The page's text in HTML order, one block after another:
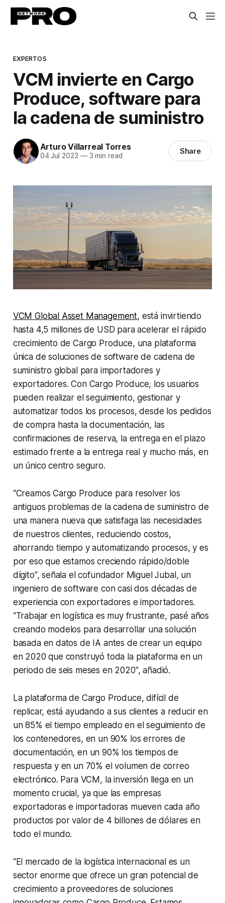
EXPERTOS
VCM invierte en Cargo
Produce, software para
la cadena de suministro
Arturo Villarreal Torres
04 Jul 2023 —3 min read Share
VCM Global Asset Management, está invirtiendo
hasta 4,5 millones de USD para acelerar el rápido
crecimiento de Cargo Produce, una plataforma
única de soluciones de software de cadena de
suministro global para importadores y
exportadores. Con Cargo Produce, los usuarios
pueden realizar el seguimiento, gestionar y
automatizar todos los procesos, desde los pedidos
de compra hasta la documentación, las
confirmaciones de reserva, la entrega en el plazo
estimado frente a la entrega real y mucho más, en
un único centro seguro.
“Creamos Cargo Produce para resolver los
antiguos problemas de la cadena de suministro de
una manera nueva que satisfaga las necesidades
de nuestros clientes, reduciendo costos,
ahorrando tiempo y automatizando procesos, y es
por eso que estamos creciendo rápido/doble
dígito", señala el cofundador Miguel Jubal, un
ingeniero de software con casi dos décadas de
experiencia con exportadores e importadores.
“Trabajar en logística es muy frustrante, pasé años
creando modelos para desarrollar una solución
basada en datos de IA antes de crear un equipo
en 2020 que construyó toda la plataforma en un
periodo de seis meses en 2020", añadió.
La plataforma de Cargo Produce, difícil de
replicar, está ayudando a sus clientes a reducir en
un 85% el tiempo empleado en el seguimiento de
los contenedores, en un 90% los errores de
documentación, en un 90% los tiempos de
respuesta y en un 70% el volumen de correo
electrónico. Para VCM, la inversión llega en un
momento crucial, ya que las empresas
exportadoras e importadoras mueven cada año
productos por valor de 4 billones de dólares en
todo el mundo.
“El mercado de la logística internacional es un
sector enorme que ofrece un gran potencial de
crecimiento a proveedores de soluciones